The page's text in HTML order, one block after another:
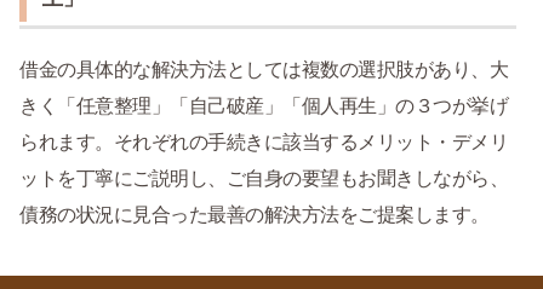
借金の具体的な解決方法としては複数の選択肢があり、大
きく「任意整理」「自己破産」「個人再生」の３つが挙げ
られます。それぞれの手続きに該当するメリット・デメリ
ットを丁寧にご説明し、ご自身の要望もお聞きしながら、
債務の状況に見合った最善の解決方法をご提案します。